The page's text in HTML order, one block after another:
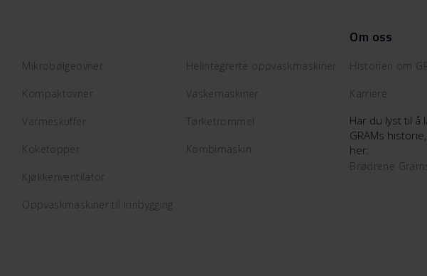
Mikrobølgeovner
Kompaktovner
Varmeskuffer
Koketopper
Kjøkkenventilator
Oppvaskmaskiner til innbygging
Helintegrerte oppvaskmaskiner
Vaskemaskiner
Tørketrommel
Kombimaskin
Om oss
Historien om
Karriere
Har du lyst til
GRAMs
her:
Brødrene